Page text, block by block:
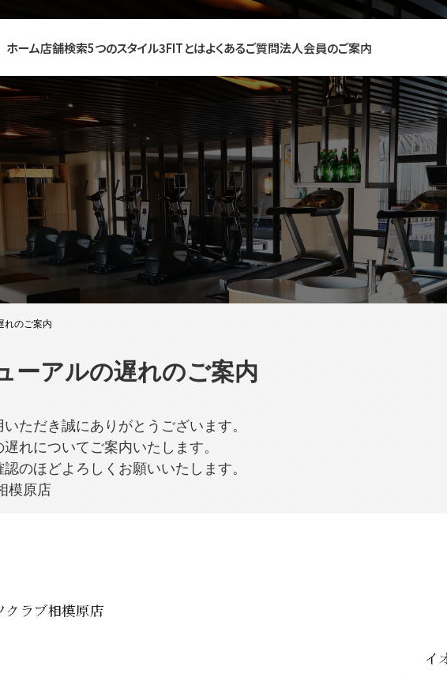
ホーム店舗検索5つのスタイル3FITとはよくあるご質問法人会員のご案内
れのご案内
ーアルの遅れのご案内
ただき誠にありがとうございます。
れについてご案内いたします。
のほどよろしくお願いいたします。
模原店